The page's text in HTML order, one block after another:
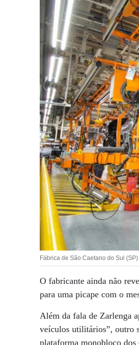
Fábrica de São Caetano do Sul
O fabricante ainda não
para uma picape com o
Além da fala de Zarlenga
veículos utilitários”, outro
plataforma monobloco dos